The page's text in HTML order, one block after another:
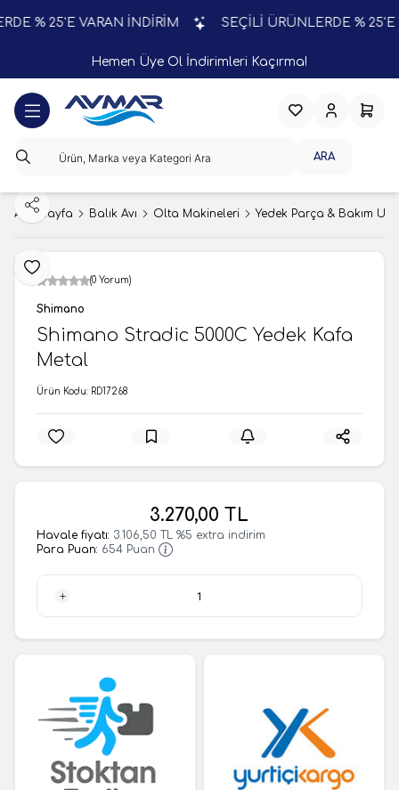
% 25'E VARAN İNDİRİM SEÇİLİ ÜRÜNLERDE % 25'E
Hemen Üye Ol İndirimleri Kaçırma!
ARA
FavorilerimHesabım
Ana Sayfa Balık Avı Olta Makineleri Yedek Parça & Bakım
Favoriye Ekle
Paylaş
(0 Yorum)
Shimano
Shimano Stradic 5000C Yedek Kafa
Metal
Ürün Kodu: RD17268
3.270,00 TL
Havale fiyatı: 3.106,50 TL %5 extra indirim
Para Puan: 654 Puan